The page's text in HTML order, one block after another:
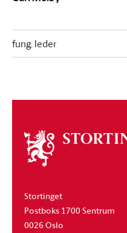
fung. leder
Om
stortinget
Stortinget
Postboks 1700 Sentrum
0026 Oslo